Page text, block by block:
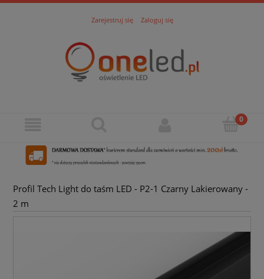
Zarejestruj się Zaloguj się
Profil Tech Light do taśm LED - P2-1 Czarny Lakierowany -
2 m